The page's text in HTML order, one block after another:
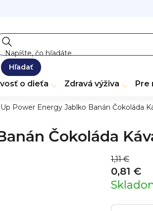
Hľadať
o dieťa Zdravá výživa Pre
Power Energy Jablko Banán Čokoláda
Čokoláda
1,11 €
0,81 €